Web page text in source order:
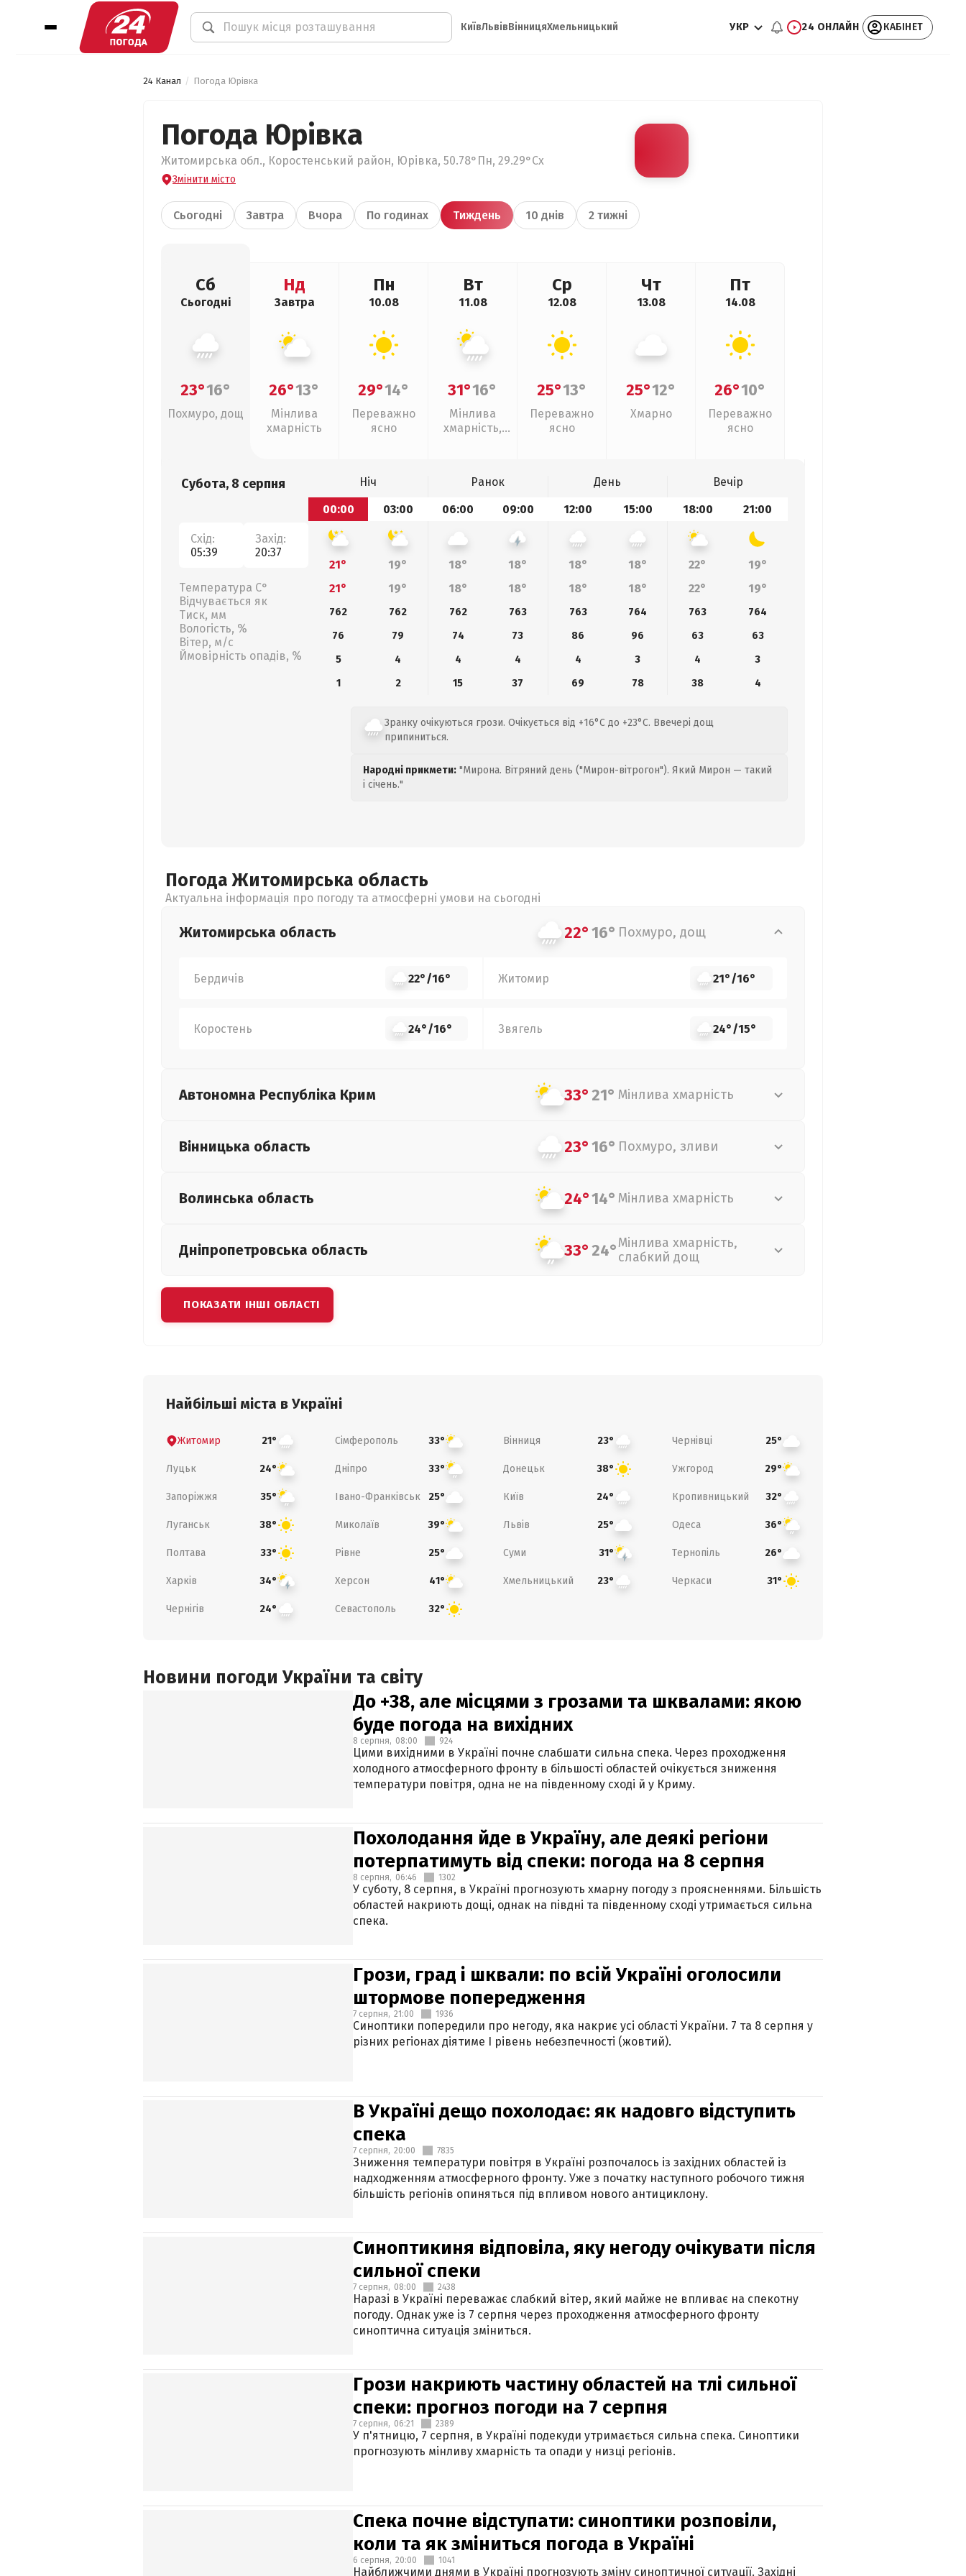
КиївЛьвівВінницяХмельницький УКР 24 ОНЛАЙН КАБІНЕТ
24 Канал Погода Юрівка
Погода Юрівка
Житомирська обл., Коростенський район, Юрівка, 50.78°Пн, 29.29°Сх
Змінити місто
Сьогодні Завтра Вчора По годинах Тиждень 10 днів 2 тижні
Сб
Сьогодні
23°16°
Похмуро, дощ
Нд
Завтра
26°13°
Мінлива
хмарність
Пн
10.08
29°14°
Переважно
ясно
Вт
11.08
31°16°
Мінлива
хмарність,
Ср
12.08
25°13°
Переважно
ясно
Чт
13.08
25°12°
Хмарно
Пт
14.08
26°10°
Переважно
ясно
Субота, 8 серпня
Схід:
05:39
Захід:
20:37
Температура С°
Відчувається як
Тиск, мм
Вологість, %
Вітер, м/с
Ймовірність опадів, %
Ніч Ранок День
Вечір
00:00
03:00 06:00 09:00 12:00 15:00 18:00 21:00
21° 19° 18° 18° 18° 18° 22°
19°
21°
19° 18° 18° 18° 18° 22° 19°
762 762 762 763 763 764 763
764
76
79 74 73 86 96 63
63
5
4 4 4 4 3 4
3
1
2 15 37 69 78 38 4
Зранку очікуються грози. Очікується від +16°C до +23°C. Ввечері дощ
припиниться.
Народні прикмети: "Мирона. Вітряний день ("Мирон-вітрогон"). Який Мирон — такий
і січень."
Погода Житомирська область
Актуальна інформація про погоду та атмосферні умови на сьогодні
Житомирська область 22°16° Похмуро, дощ
Бердичів 22°/16° Житомир 21°/16°
Коростень 24°/16° Звягель 24°/15°
Автономна Республіка Крим 33°21° Мінлива хмарність
Вінницька область 23°16° Похмуро, зливи
Волинська область 24°14° Мінлива хмарність
Дніпропетровська область 33°24°Мінлива хмарність,
слабкий дощ
ПОКАЗАТИ ІНШІ ОБЛАСТІ
Найбільші міста в Україні
Житомир 21° Сімферополь 33° Вінниця 23° Чернівці 25°
Луцьк 24° Дніпро 33° Донецьк 38° Ужгород 29°
Запоріжжя 35° Івано-Франківськ 25° Київ 24° Кропивницький 32°
Луганськ 38° Миколаїв 39° Львів 25° Одеса 36°
Полтава 33° Рівне 25° Суми 31° Тернопіль 26°
Харків 34° Херсон 41° Хмельницький 23° Черкаси 31°
Чернігів 24° Севастополь 32°
Новини погоди України та світу
До +38, але місцями з грозами та шквалами: якою
буде погода на вихідних
8 серпня, 08:00 924
Цими вихідними в Україні почне слабшати сильна спека. Через проходження
холодного атмосферного фронту в більшості областей очікується зниження
температури повітря, одна не на південному сході й у Криму.
Похолодання йде в Україну, але деякі регіони
потерпатимуть від спеки: погода на 8 серпня
8 серпня, 06:46 1302
У суботу, 8 серпня, в Україні прогнозують хмарну погоду з проясненнями. Більшість
областей накриють дощі, однак на півдні та південному сході утримається сильна
спека.
Грози, град і шквали: по всій Україні оголосили
штормове попередження
7 серпня, 21:00 1936
Синоптики попередили про негоду, яка накриє усі області України. 7 та 8 серпня у
різних регіонах діятиме І рівень небезпечності (жовтий).
В Україні дещо похолодає: як надовго відступить
спека
7 серпня, 20:00 7835
Зниження температури повітря в Україні розпочалось із західних областей із
надходженням атмосферного фронту. Уже з початку наступного робочого тижня
більшість регіонів опиняться під впливом нового антициклону.
Синоптикиня відповіла, яку негоду очікувати після
сильної спеки
7 серпня, 08:00 2438
Наразі в Україні переважає слабкий вітер, який майже не впливає на спекотну
погоду. Однак уже із 7 серпня через проходження атмосферного фронту
синоптична ситуація зміниться.
Грози накриють частину областей на тлі сильної
спеки: прогноз погоди на 7 серпня
7 серпня, 06:21 2389
У п'ятницю, 7 серпня, в Україні подекуди утримається сильна спека. Синоптики
прогнозують мінливу хмарність та опади у низці регіонів.
Спека почне відступати: синоптики розповіли,
коли та як зміниться погода в Україні
6 серпня, 20:00 1041
Найближчими днями в Україні прогнозують зміну синоптичної ситуації. Західні